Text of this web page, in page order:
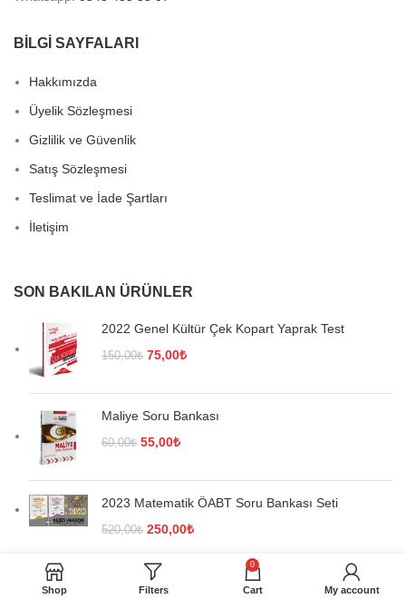
BİLGİ SAYFALARI
Hakkımızda
Üyelik Sözleşmesi
Gizlilik ve Güvenlik
Satış Sözleşmesi
Teslimat ve İade Şartları
İletişim
SON BAKILAN ÜRÜNLER
2022 Genel Kültür Çek Kopart Yaprak Test
150,00₺ Orijinal
150,00₺.
75,00₺Şu
fiyat:
75,00₺.
Maliye Soru Bankası
60,00₺ Orijinal
60,00₺.
55,00₺Şu
fiyat:
55,00₺.
2023 Matematik ÖABT Soru Bankası Seti
520,00₺ Orijinal
520,00₺.
250,00₺Şu
250,00₺.
Shop Filters
0
Cart My account